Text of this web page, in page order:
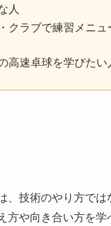
人
クラブで練習メニュ
高速卓球を学びたい
、技術のやり方では
方や向き合い方を学